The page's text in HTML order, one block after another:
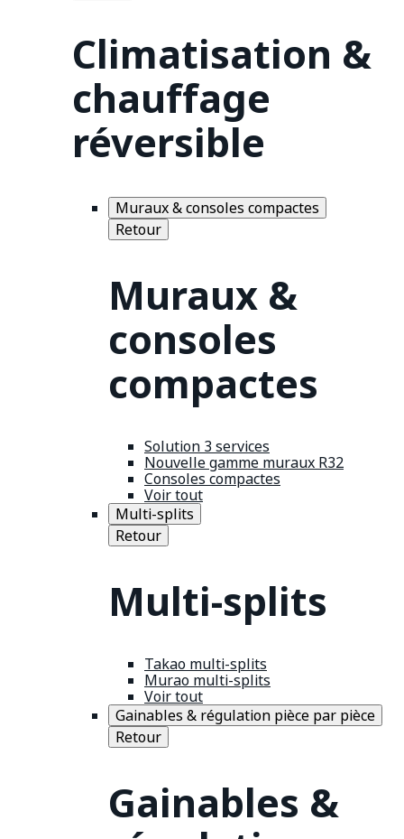
Climatisation &
chauffage
réversible
Muraux & consoles compactes
Retour
Muraux &
consoles
compactes
Solution 3 services
Nouvelle gamme muraux R32
Consoles compactes
Voir tout
Multi-splits
Retour
Multi-splits
Takao multi-splits
Murao multi-splits
Voir tout
Gainables & régulation pièce par pièce
Retour
Gainables &